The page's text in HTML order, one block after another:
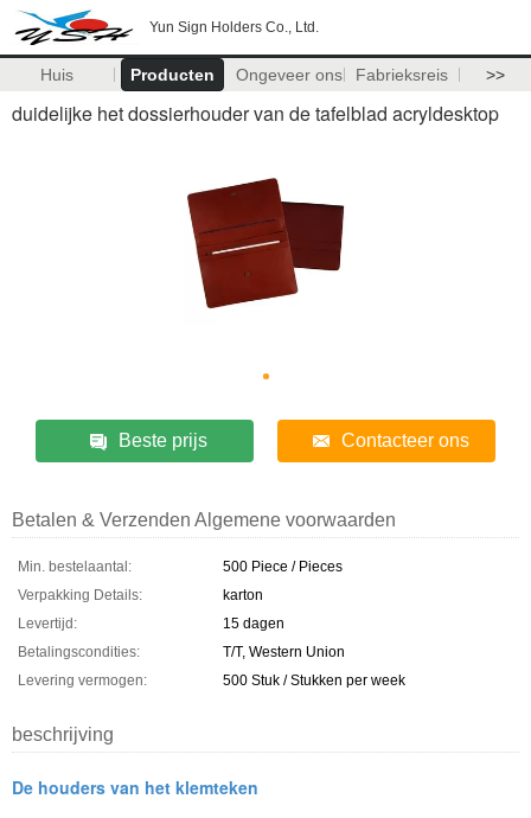
Yun Sign Holders Co., Ltd.
Huis Producten Ongeveer ons Fabrieksreis >>
duidelijke het dossierhouder van de tafelblad acryldesktop
Beste prijs Contacteer ons
Betalen & Verzenden Algemene voorwaarden
Min. bestelaantal:
500 Piece / Pieces
Verpakking Details:
karton
Levertijd:
15 dagen
Betalingscondities:
T/T, Western Union
Levering vermogen:
500 Stuk / Stukken per week
beschrijving
De houders van het klemteken